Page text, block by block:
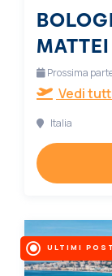
MATTEI
Prossima
Vedi
Italia
ULTIMI